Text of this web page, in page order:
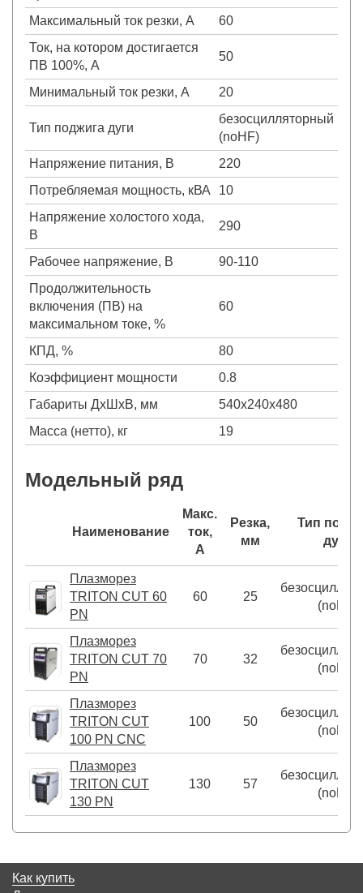
Максимальный ток резки, А
60
Ток, на котором достигается
ПВ 100%, А
50
Минимальный ток резки, А 20
Тип поджига дуги
безосцилляторный
(noHF)
Напряжение питания, В
220
Потребляемая мощность, кВА
10
Напряжение холостого хода,
В
290
Рабочее напряжение, В
90-110
Продолжительность
включения (ПВ) на
максимальном токе, %
60
КПД, %
80
Коэффициент мощности
0.8
Габариты ДхШхВ, мм
540х240х480
Масса (нетто), кг
19
Модельный ряд
Наименование
Макс.
ток,
А
Резка,
мм
Тип
дуги
Плазморез
TRITON CUT 60
PN
60 25
(noHF)
Плазморез
TRITON CUT 70
PN
70 32
(noHF)
Плазморез
TRITON CUT
100 PN CNC
100 50
(noHF)
Плазморез
TRITON CUT
130 PN
130 57
(noHF)
Как купить